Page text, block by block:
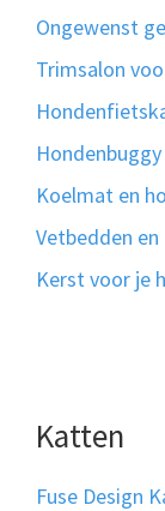
Ongewenst
Trimsalon
Hondenbuggy
Koelmat en
Vetbedden
Kerst voor je
Katten
Fuse Design